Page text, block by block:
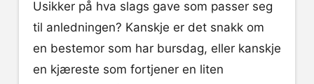
Usikker på hva slags gave som passer seg
til anledningen? Kanskje er det snakk om
en bestemor som har bursdag, eller kanskje
en kjæreste som fortjener en liten